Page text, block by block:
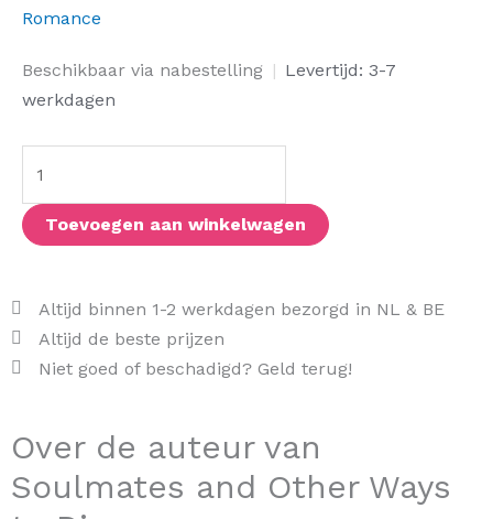
Romance
Beschikbaar via nabestelling | Levertijd: 3-7
werkdagen
Soulmates
and
Die
aantal
Toevoegen aan winkelwagen
Altijd binnen 1-2 werkdagen bezorgd in NL & BE
Altijd de beste prijzen
Niet goed of beschadigd? Geld terug!
Over de auteur van
Soulmates and Other Ways